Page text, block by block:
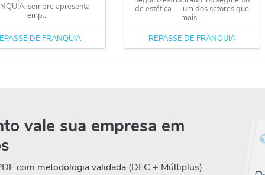
sempre apresenta
emp...
DE FRANQUIA
de estética — um dos setores que
mais...
REPASSE DE FRANQUIA
vale sua empresa em
com metodologia validada (DFC + Múltiplus)